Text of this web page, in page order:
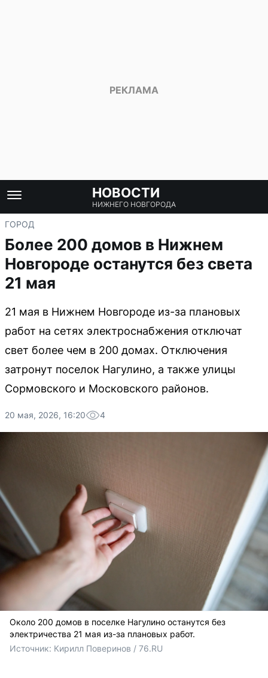
НОВОСТИ
НИЖНЕГО НОВГОРОДА
ГОРОД
Более 200 домов в Нижнем
Новгороде останутся без света
21 мая
21 мая в Нижнем Новгороде из-за плановых
работ на сетях электроснабжения отключат
свет более чем в 200 домах. Отключения
затронут поселок Нагулино, а также улицы
Сормовского и Московского районов.
20 мая, 2026, 16:20 4
Около 200 домов в поселке Нагулино останутся без
электричества 21 мая из-за плановых работ.
Источник: Кирилл Поверинов / 76.RU